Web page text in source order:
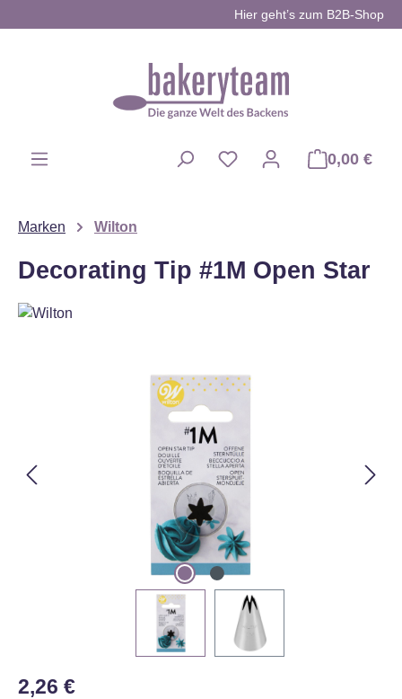
Hier geht’s zum B2B-Shop
0,00 €
Marken Wilton
Decorating Tip #1M Open Star
Regulärer Preis:
2,26 €